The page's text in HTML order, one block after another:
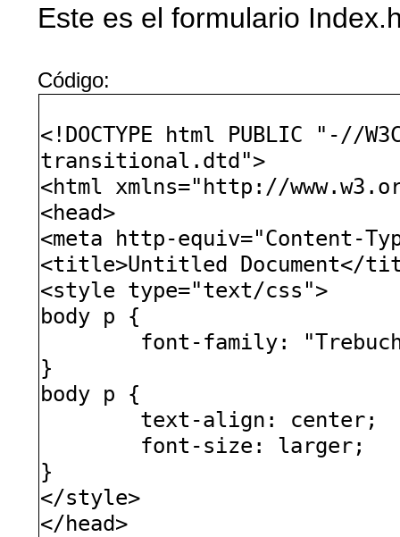
Este es el formulario
Código:
<!DOCTYPE html PUBLIC "-//
transitional.dtd">
<html xmlns="http://
<head>
<meta http-equiv="Content-
<title>Untitled Document</
<style type="text/css">
body p {
font-family:
}
body p {
text-align: center;
font-size: larger;
}
</style>
</head>